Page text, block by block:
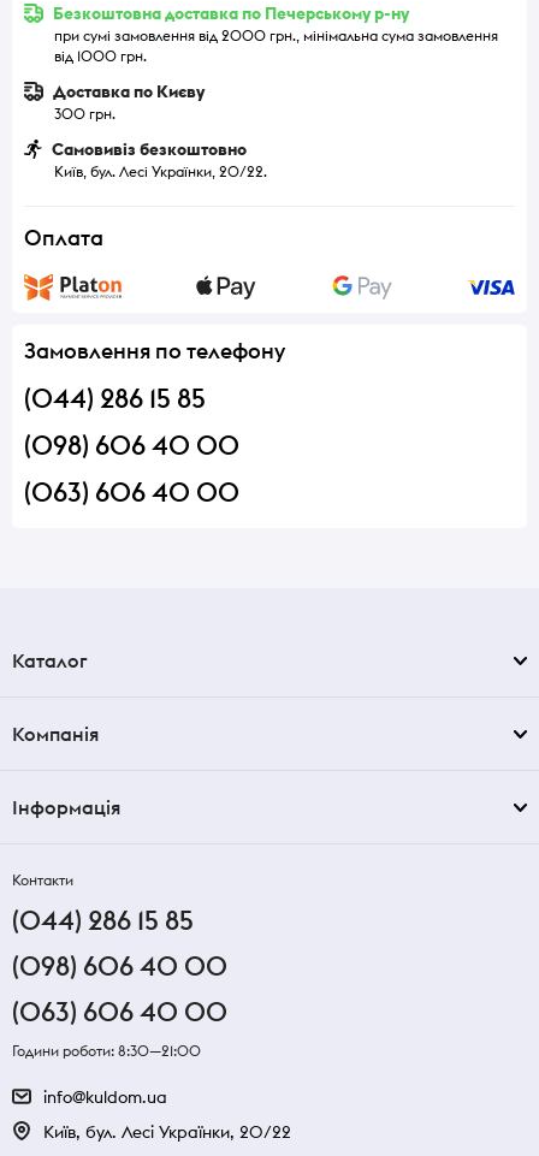
Безкоштовна доставка по Печерському р-ну
при сумі замовлення від 2000 грн., мінімальна сума замовлення
від 1000 грн.
Доставка по Києву
300 грн.
Самовивіз безкоштовно
Київ, бул. Лесі Українки, 20/22.
Оплата
Замовлення по телефону
(044) 286 15 85
(098) 606 40 00
(063) 606 40 00
Каталог
Компанія
Інформація
Контакти
(044) 286 15 85
(098) 606 40 00
(063) 606 40 00
Години роботи: 8:30—21:00
info@kuldom.ua
Київ, бул. Лесі Українки, 20/22